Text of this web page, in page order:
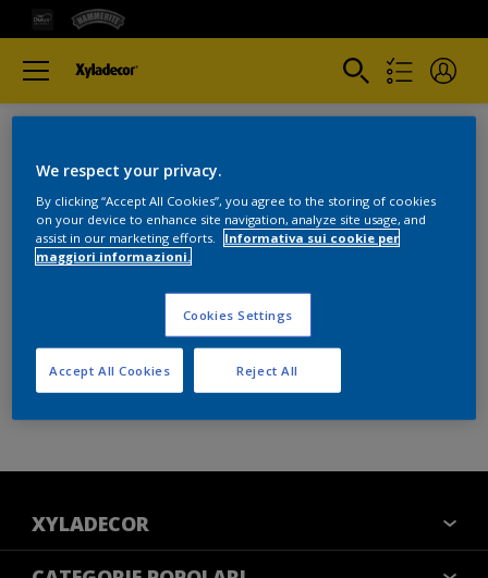
Colori
XYLADECOR
COLORI
We respect your privacy.
By clicking “Accept All Cookies”, you agree to the storing of cookies
on your device to enhance site navigation, analyze site usage, and
assist in our marketing efforts.
Informativa sui cookie per
maggiori informazioni.
Cookies Settings
Reject All
Accept All Cookies